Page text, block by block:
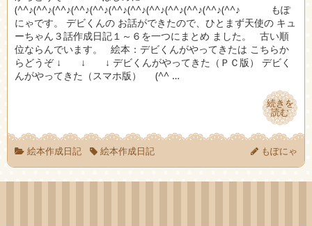
(^^♪(^^♪(^^♪(^^♪(^^♪(^^♪(^^♪(^^♪(^^♪(^^♪(^^♪(^^♪ もぽ
にゃです。 デビくんの お話ができたので、ひとまず天使の キュ
ーちゃん３話作成日記１～６を一つにまとめ ました。 古い順
位ならんでいます。 絵本：デビくんがやってきたは こちらか
らどうぞ ↓ ↓ ↓ デビくんがやってきた（ＰＣ版） デビく
んがやってきた（スマホ版） (^^ …
続きを
読む
続きを
読む
絵本作成日記 絵本作成日記 もぽにゃ